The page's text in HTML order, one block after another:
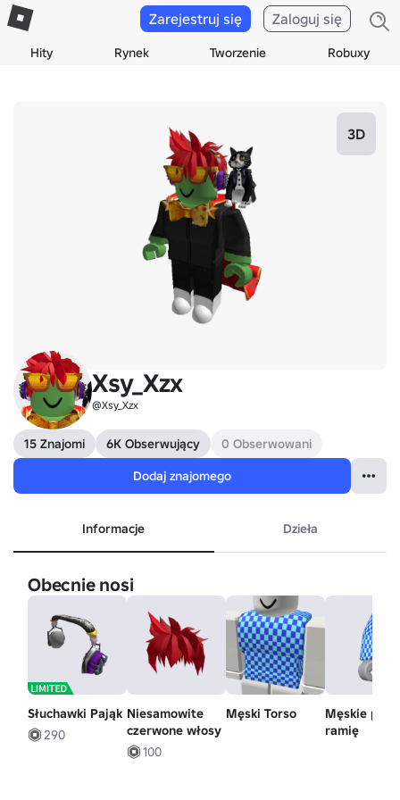
Hity Rynek Tworzenie Robuxy
Zarejestruj się Zaloguj się
3D
Xsy_Xzx
@Xsy_Xzx
15 Znajomi 6K Obserwujący
0 Obserwowani
Dodaj znajomego
Informacje Dzieła
Obecnie nosi
Słuchawki Pająk
290
Niesamowite
czerwone włosy
100
Męski Torso
Męskie
ramię